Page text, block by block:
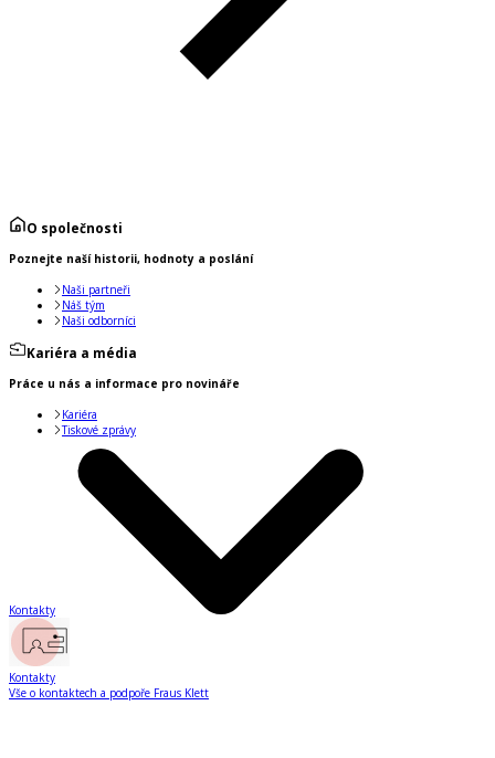
O společnosti
Poznejte naší historii, hodnoty a poslání
Naši partneři
Náš tým
Naši odborníci
Kariéra a média
Práce u nás a informace pro novináře
Kariéra
Tiskové zprávy
Kontakty
Kontakty
Vše o kontaktech a podpoře Fraus Klett